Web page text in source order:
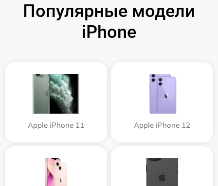
Популярные модели
iPhone
Apple iPhone 11 Apple iPhone 12